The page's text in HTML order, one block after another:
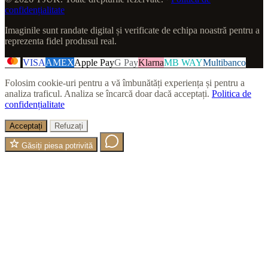
confidențialitate
Imaginile sunt randate digital și verificate de echipa noastră pentru a
reprezenta fidel produsul real.
VISAAMEXApple PayG PayKlarnaMB WAYMultibanco
Folosim cookie-uri pentru a vă îmbunătăți experiența și pentru a
analiza traficul. Analiza se încarcă doar dacă acceptați. Politica de
confidențialitate
Acceptați Refuzați
Găsiți piesa potrivită